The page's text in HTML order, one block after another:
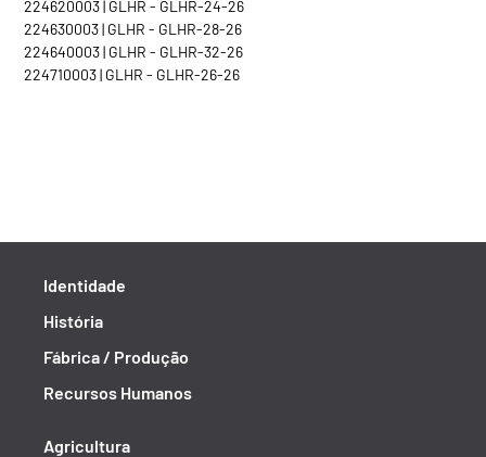
224620003 | GLHR - GLHR-24-26
224630003 | GLHR - GLHR-28-26
224640003 | GLHR - GLHR-32-26
224710003 | GLHR - GLHR-26-26
Identidade
História
Fábrica / Produção
Recursos Humanos
Agricultura